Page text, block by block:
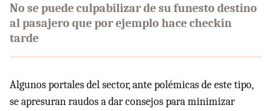
No se puede culpabilizar de su funesto destino
al pasajero que por ejemplo hace checkin
tarde
Algunos portales del sector, ante polémicas de este tipo,
se apresuran raudos a dar consejos para minimizar